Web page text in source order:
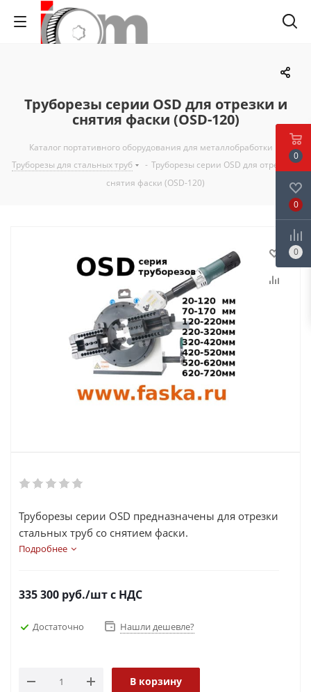
Труборезы серии OSD для отрезки и
снятия фаски (OSD-120)
Каталог портативного оборудования для металлобработки
Труборезы для стальных труб
- Труборезы серии OSD для отрезки и
снятия фаски (OSD-120)
Труборезы серии OSD предназначены для отрезки
стальных труб со снятием фаски.
Подробнее
335 300 руб./штс НДС
Достаточно Нашли дешевле?
В корзину
0
0
0